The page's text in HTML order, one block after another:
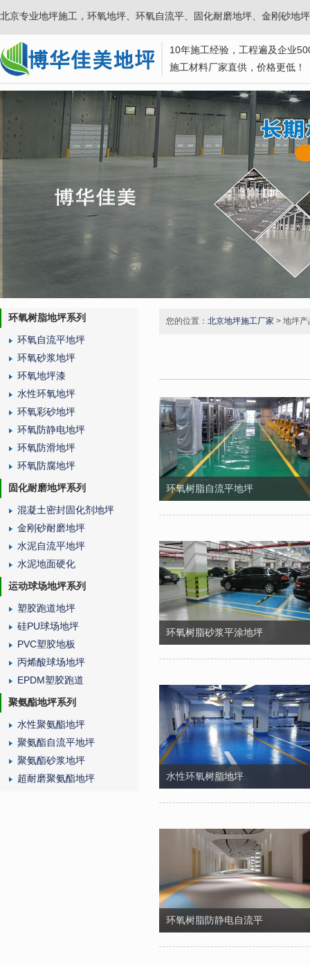
北京专业地坪施工，环氧地坪、环氧自流平、固化耐磨地坪、金刚砂地
10年施工经验，工程遍及企业
施工材料厂家直供，价格更低！
环氧树脂地坪系列
环氧自流平地坪
环氧砂浆地坪
环氧地坪漆
水性环氧地坪
环氧彩砂地坪
环氧防静电地坪
环氧防滑地坪
环氧防腐地坪
固化耐磨地坪系列
混凝土密封固化剂地坪
金刚砂耐磨地坪
水泥自流平地坪
水泥地面硬化
运动球场地坪系列
塑胶跑道地坪
硅PU球场地坪
PVC塑胶地板
丙烯酸球场地坪
EPDM塑胶跑道
聚氨酯地坪系列
水性聚氨酯地坪
聚氨酯自流平地坪
聚氨酯砂浆地坪
超耐磨聚氨酯地坪
您的位置： 北京地坪施工厂家 > 地坪产
环氧树脂自流平地坪
环氧树脂砂浆平涂地坪
水性环氧树脂地坪
环氧树脂防静电自流平